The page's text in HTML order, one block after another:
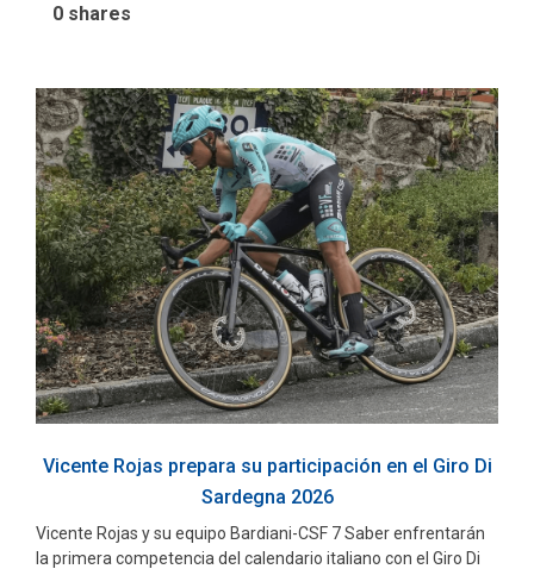
0 shares
Vicente Rojas prepara su participación en el Giro Di
Sardegna 2026
Vicente Rojas y su equipo Bardiani-CSF 7 Saber enfrentarán
la primera competencia del calendario italiano con el Giro Di